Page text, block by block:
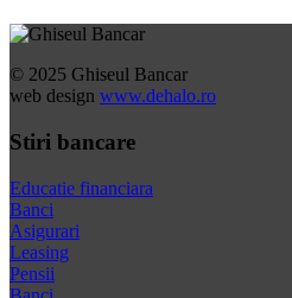
© 2025 Ghiseul Bancar
web design www.dehalo.ro
Stiri bancare
Educatie financiara
Banci
Asigurari
Leasing
Pensii